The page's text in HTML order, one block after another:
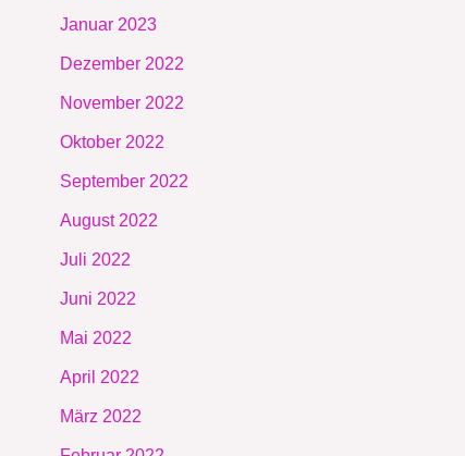
Januar 2023
Dezember 2022
November 2022
Oktober 2022
September 2022
August 2022
Juli 2022
Juni 2022
Mai 2022
April 2022
März 2022